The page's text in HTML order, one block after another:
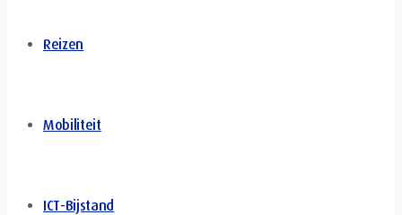
Reizen
Mobiliteit
ICT-Bijstand